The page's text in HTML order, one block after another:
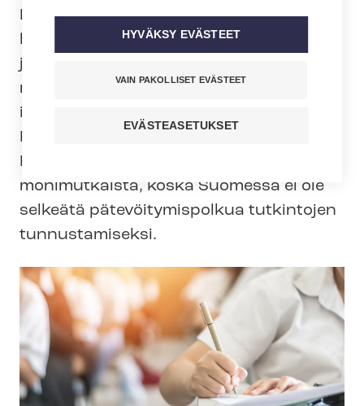
Lokakuun alussa astui voimaan uusi
hoitajamitoitus ja samalla käynnistyi
jälleen keskustelu hoitajapulasta ja
rekrytoinnista ulkomailta. Attendo
ilmoitti ensimmäisenä rekrytoivansa
Filippiineiltä tuhat uutta hoitajaa.
Hoitajien rekrytointi ulkomailta on
monimutkaista, koska Suomessa ei ole
selkeätä pä­te­vöi­ty­mis­pol­kua tutkintojen
tunnustamiseksi.
HYVÄKSY EVÄSTEET
VAIN PAKOLLISET EVÄSTEET
EVÄSTEASETUKSET